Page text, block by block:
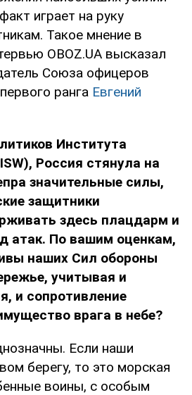
играет на руку
Такое мнение в
OBOZ.UA высказал
Союза офицеров
ранга Евгений
Института
ISW), Россия стянула на
значительные силы,
защитники
здесь плацдарм и
атак. По вашим оценкам,
наших Сил обороны
учитывая и
и сопротивление
врага в небе?
Если наши
берегу, то это морская
воины, с особым